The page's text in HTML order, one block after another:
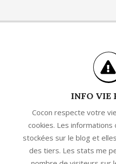
INFO VIE
Cocon respecte votre
cookies. Les
stockées sur le blog et
des tiers. Les stats me